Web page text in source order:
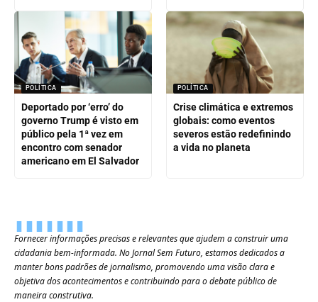
POLÍTICA
Deportado por ‘erro’ do
governo Trump é visto em
público pela 1ª vez em
encontro com senador
americano em El Salvador
POLÍTICA
Crise climática e extremos
globais: como eventos
severos estão redefinindo
a vida no planeta
Fornecer informações precisas e relevantes que ajudem a construir uma
cidadania bem-informada. No Jornal Sem Futuro, estamos dedicados a
manter bons padrões de jornalismo, promovendo uma visão clara e
objetiva dos acontecimentos e contribuindo para o debate público de
maneira construtiva.